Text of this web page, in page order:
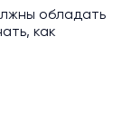
обладать
как